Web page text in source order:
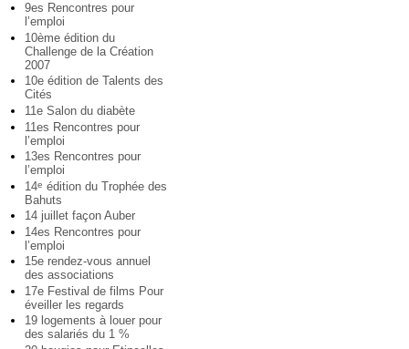
9es Rencontres pour
l’emploi
10ème édition du
Challenge de la Création
2007
10e édition de Talents des
Cités
11e Salon du diabète
11es Rencontres pour
l’emploi
13es Rencontres pour
l’emploi
14e édition du Trophée des
Bahuts
14 juillet façon Auber
14es Rencontres pour
l’emploi
15e rendez-vous annuel
des associations
17e Festival de films Pour
éveiller les regards
19 logements à louer pour
des salariés du 1 %